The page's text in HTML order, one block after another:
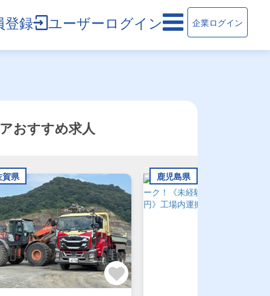
登録 ユーザーログイン 企業ログイン
おすすめ求人
賀県 鹿児島県